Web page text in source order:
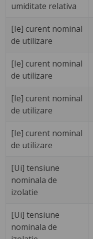
umiditate relativa
[Ie] curent nominal
de utilizare
[Ie] curent nominal
de utilizare
[Ie] curent nominal
de utilizare
[Ie] curent nominal
de utilizare
[Ui] tensiune
nominala de
izolatie
[Ui] tensiune
nominala de